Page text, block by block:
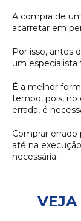
A compra de
acarretar em
Por isso, antes
um especialista
É a melhor
tempo, pois, no
errada, é
Comprar
até na
necessária.
VEJA